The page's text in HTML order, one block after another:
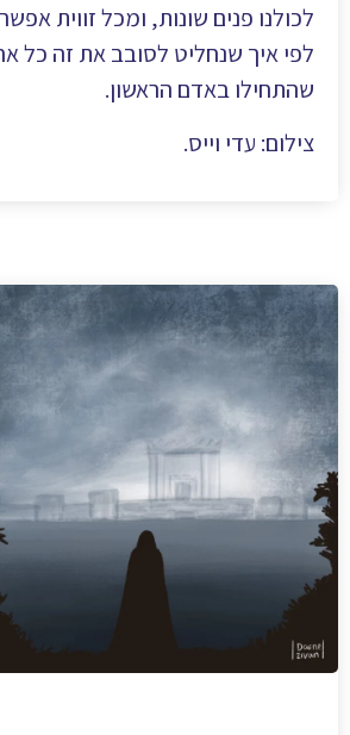
לכולנו פנים שונות, ומכל זווית
לפי איך שנחליט לסובב את זה כל
שהתחילו באדם הראשון.
צילום: עדי וייס.